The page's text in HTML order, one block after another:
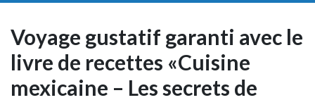
Voyage gustatif garanti avec le
livre de recettes «Cuisine
mexicaine – Les secrets de